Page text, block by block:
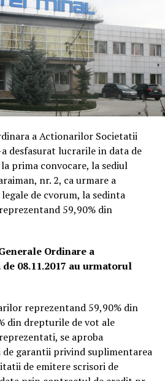
a Actionarilor Societatii
desfasurat lucrarile in data de
prima convocare, la sediul
nr. 2, ca urmare a
de cvorum, la sedinta
59,90% din
Ordinare a
08.11.2017 au urmatorul
reprezentand 59,90% din
din drepturile de vot ale
se aproba
garantii privind suplimentarea
de emitere scrisori de